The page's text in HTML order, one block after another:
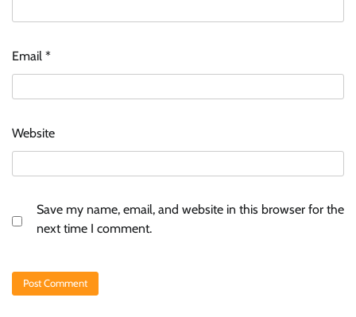
Email *
Website
Save my name, email, and website in this browser for the
next time I comment.